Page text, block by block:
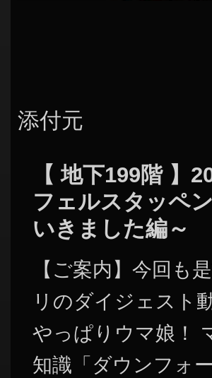
添付元
【 地下199階 】
フェルスタッペ
いきました編～
【ご案内】今回も
リのダイジェスト
やっぱりウマ娘！
知識「ダウンフォ